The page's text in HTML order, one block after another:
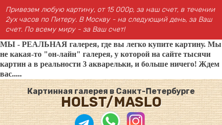
Привезем любую картину, от 15 000р, за наш счет, в течении
2ух часов по Питеру. В Москву - на следующий день, за Ваш
счет. По всему миру - за Ваш счет!
МЫ - РЕАЛЬНАЯ галерея, где вы легко купите картину. Мы
не какая-то "он-лайн" галерея, у которой на сайте тысячи
картин а в реальности 3 акварельки, и больше ничего! Ждем
вас.....
Картинная галерея в Санкт-Петербурге
HOLST/MASLO